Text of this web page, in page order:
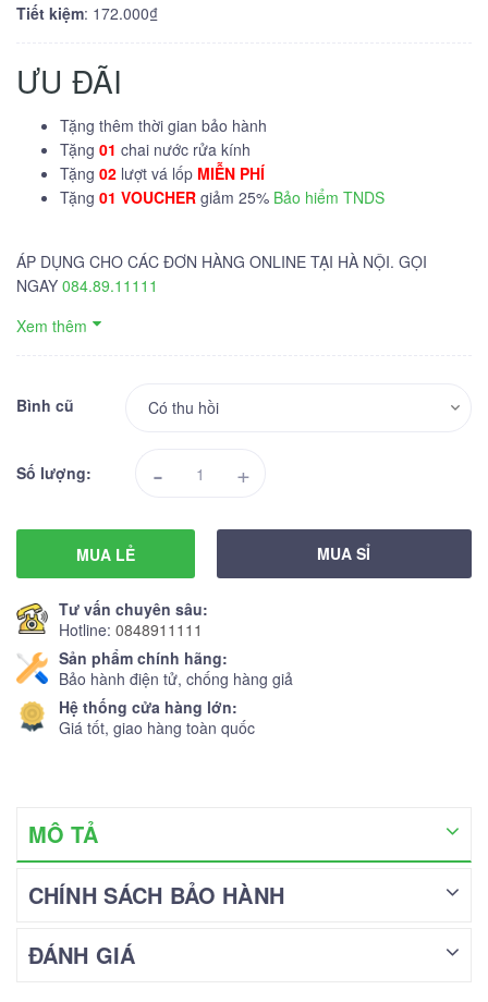
Tiết kiệm: 172.000₫
ƯU ĐÃI
Tặng thêm thời gian bảo hành
Tặng 01 chai nước rửa kính
Tặng 02 lượt vá lốp MIỄN PHÍ
Tặng 01 VOUCHER giảm 25% Bảo hiểm TNDS
ÁP DỤNG CHO CÁC ĐƠN HÀNG ONLINE TẠI HÀ NỘI. GỌI
NGAY 084.89.11111
Xem thêm
Bình cũ
Số lượng: - +
MUA LẺ MUA SỈ
Tư vấn chuyên sâu:
Hotline: 0848911111
Sản phẩm chính hãng:
Bảo hành điện tử, chống hàng giả
Hệ thống cửa hàng lớn:
Giá tốt, giao hàng toàn quốc
MÔ TẢ
CHÍNH SÁCH BẢO HÀNH
ĐÁNH GIÁ